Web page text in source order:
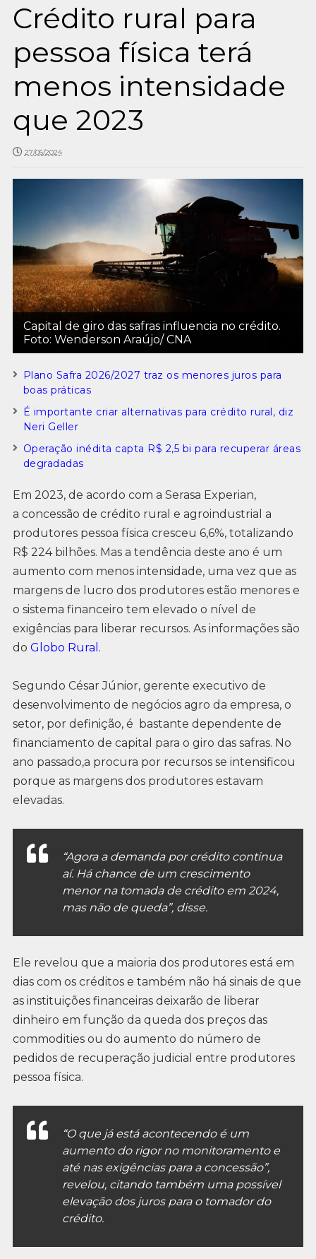
Crédito rural para
pessoa física terá
menos intensidade
que 2023
27/05/2024
Capital de giro das safras influencia no crédito.
Foto: Wenderson Araújo/ CNA
Plano Safra 2026/2027 traz os menores juros para
boas práticas
É importante criar alternativas para crédito rural, diz
Neri Geller
Operação inédita capta R$ 2,5 bi para recuperar áreas
degradadas
Em 2023, de acordo com a Serasa Experian,
a concessão de crédito rural e agroindustrial a
produtores pessoa física cresceu 6,6%, totalizando
R$ 224 bilhões. Mas a tendência deste ano é um
aumento com menos intensidade, uma vez que as
margens de lucro dos produtores estão menores e
o sistema financeiro tem elevado o nível de
exigências para liberar recursos. As informações são
do Globo Rural.
Segundo César Júnior, gerente executivo de
desenvolvimento de negócios agro da empresa, o
setor, por definição, é bastante dependente de
financiamento de capital para o giro das safras. No
ano passado,a procura por recursos se intensificou
porque as margens dos produtores estavam
elevadas.
“Agora a demanda por crédito continua
aí. Há chance de um crescimento
menor na tomada de crédito em 2024,
mas não de queda”, disse.
Ele revelou que a maioria dos produtores está em
dias com os créditos e também não há sinais de que
as instituições financeiras deixarão de liberar
dinheiro em função da queda dos preços das
commodities ou do aumento do número de
pedidos de recuperação judicial entre produtores
pessoa física.
“O que já está acontecendo é um
aumento do rigor no monitoramento e
até nas exigências para a concessão”,
revelou, citando também uma possível
elevação dos juros para o tomador do
crédito.